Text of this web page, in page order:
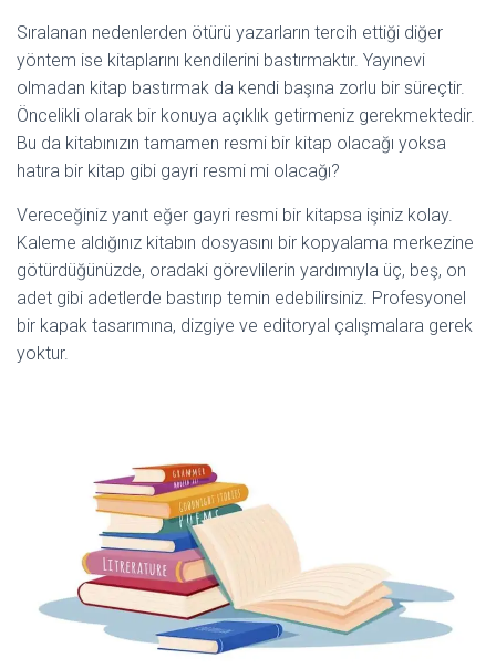
Sıralanan nedenlerden ötürü yazarların tercih ettiği diğer
yöntem ise kitaplarını kendilerini bastırmaktır. Yayınevi
olmadan kitap bastırmak da kendi başına zorlu bir süreçtir.
Öncelikli olarak bir konuya açıklık getirmeniz gerekmektedir.
Bu da kitabınızın tamamen resmi bir kitap olacağı yoksa
hatıra bir kitap gibi gayri resmi mi olacağı?
Vereceğiniz yanıt eğer gayri resmi bir kitapsa işiniz kolay.
Kaleme aldığınız kitabın dosyasını bir kopyalama merkezine
götürdüğünüzde, oradaki görevlilerin yardımıyla üç, beş, on
adet gibi adetlerde bastırıp temin edebilirsiniz. Profesyonel
bir kapak tasarımına, dizgiye ve editoryal çalışmalara gerek
yoktur.